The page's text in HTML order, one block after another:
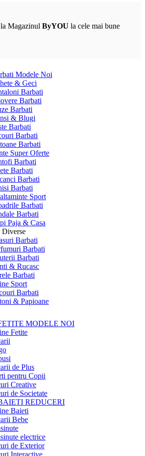
Magazinul ByYOU la cele mai bune
Modele Noi
& Geci
Barbati
Barbati
Barbati
& Blugi
Barbati
Barbati
Barbati
Super Oferte
Barbati
Barbati
Barbati
Barbati
Sport
Barbati
Barbati
Paja & Casa
Diverse
Barbati
Barbati
Barbati
& Rucasc
Barbati
Sport
Barbati
& Papioane
MODELE NOI
Fetite
de Plus
pentru Copii
Creative
de Societate
REDUCERI
Baieti
Bebe
electrice
de Exterior
Interactive